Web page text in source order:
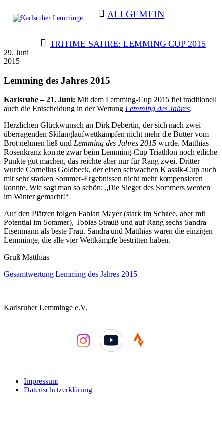
Lemminge
ALLGEMEIN
BEITRAGSNAVIGATION
TRITIME SATIRE: LEMMING CUP 2015
29. Juni
2015
Lemming des Jahres 2015
Karlsruhe – 21. Juni: Mit dem Lemming-Cup 2015 fiel traditionell
auch die Entscheidung in der Wertung Lemming des Jahres.
Herzlichen Glückwunsch an Dirk Debertin, der sich nach zwei
überragenden Skilanglaufwettkämpfen nicht mehr die Butter vom
Brot nehmen ließ und Lemming des Jahres 2015 wurde. Matthias
Rosenkranz konnte zwar beim Lemming-Cup Triathlon noch etliche
Punkte gut machen, das reichte aber nur für Rang zwei. Dritter
wurde Cornelius Goldbeck, der einen schwachen Klassik-Cup auch
mit sehr starken Sommer-Ergebnissen nicht mehr kompensieren
konnte. Wie sagt man so schön: „Die Sieger des Sommers werden
im Winter gemacht!“
Auf den Plätzen folgen Fabian Mayer (stark im Schnee, aber mit
Potential im Sommer), Tobias Strauß und auf Rang sechs Sandra
Eisenmann als beste Frau. Sandra und Matthias waren die einzigen
Lemminge, die alle vier Wettkämpfe bestritten haben.
Gruß Matthias
Gesamtwertung Lemming des Jahres 2015
Karlsruher Lemminge e.V.
YouTube
Impressum
Datenschutzerklärung